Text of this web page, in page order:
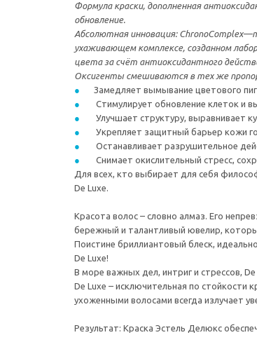
Формула краски, дополненная
обновление.
Абсолютная инновация:
ухаживающем комплексе, созданном
цвета за счёт антиоксидантного
Оксигенты смешиваются в тех же
Замедляет вымывание цветового
Стимулирует обновление клеток и
Улучшает структуру, выравнивает
Укрепляет защитный барьер кожи
Останавливает разрушительное
Снимает окислительный стресс,
Для всех, кто выбирает для себя
De Luxe.
Красота волос – словно алмаз. Его
бережный и талантливый ювелир,
Поистине бриллиантовый блеск,
De Luxe!
В море важных дел, интриг и стрессов,
De Luxe – исключительная по стойкости
ухоженными волосами всегда излучает
Результат: Краска Эстель Делюкс